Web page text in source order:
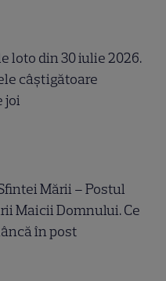
loto din 30 iulie 2026.
câştigătoare
joi
Mării – Postul
Maicii Domnului. Ce
în post